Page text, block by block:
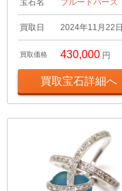
宝石名 ブルートパーズ
買取日 2024年11月22日
買取価格 430,000 円
買取宝石詳細へ